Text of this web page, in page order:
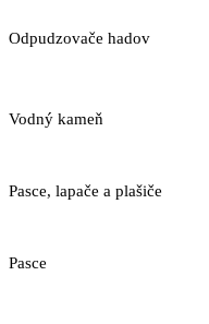
Odpudzovače hadov
Vodný kameň
Pasce, lapače a plašiče
Pasce